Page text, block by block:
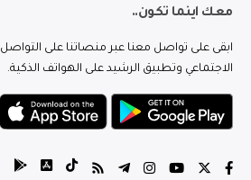
معك اينما تكون..
ابقى على تواصل معنا عبر منصاتنا على التواصل
الاجتماعي وتطبيق الرشيد على الهواتف الذكية.